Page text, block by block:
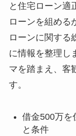
と住宅ローン適
ローンを組める
ローンに関する
に情報を整理し
マを踏まえ、客
す。
借金500万を
と条件